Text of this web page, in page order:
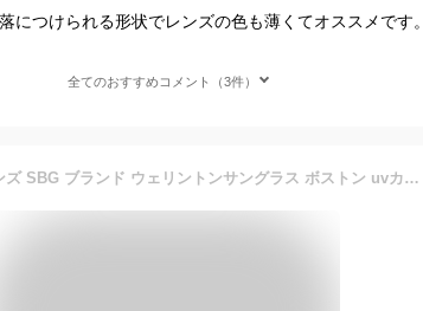
につけられる形状でレンズの色も薄くてオススメです。
全てのおすすめコメント（3件）
サングラス メンズ SBG ブランド ウェリントンサングラス ボストン uvカット スポーツ 黒 カラーレンズ グレーレンズ クリアレンズ ブラック おしゃれ メガネ 黒ぶち 伊達メガネ